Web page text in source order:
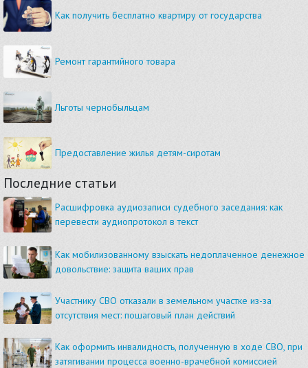
Как получить бесплатно квартиру от государства
Ремонт гарантийного товара
Льготы чернобыльцам
Предоставление жилья детям-сиротам
Последние статьи
Расшифровка аудиозаписи судебного заседания: как
перевести аудиопротокол в текст
Как мобилизованному взыскать недоплаченное денежное
довольствие: защита ваших прав
Участнику СВО отказали в земельном участке из-за
отсутствия мест: пошаговый план действий
Как оформить инвалидность, полученную в ходе СВО, при
затягивании процесса военно-врачебной комиссией